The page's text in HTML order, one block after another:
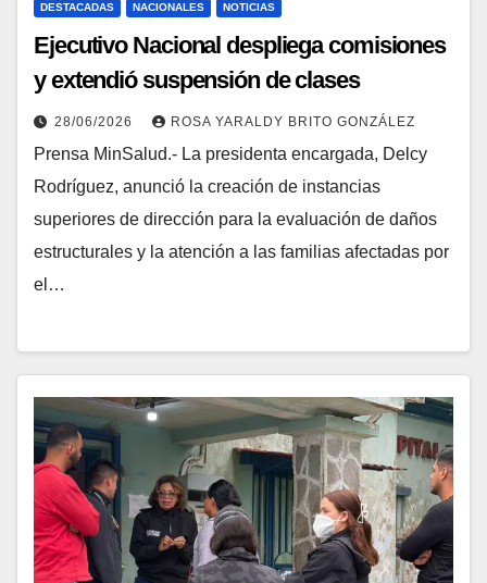
DESTACADAS NACIONALES NOTICIAS
Ejecutivo Nacional despliega comisiones
y extendió suspensión de clases
28/06/2026 ROSA YARALDY BRITO GONZÁLEZ
Prensa MinSalud.- La presidenta encargada, Delcy
Rodríguez, anunció la creación de instancias
superiores de dirección para la evaluación de daños
estructurales y la atención a las familias afectadas por
el…